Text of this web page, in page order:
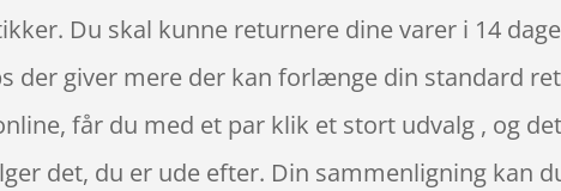
Du skal kunne returnere dine varer i 14
der giver mere der kan forlænge din standard
får du med et par klik et stort udvalg , og
det, du er ude efter. Din sammenligning kan